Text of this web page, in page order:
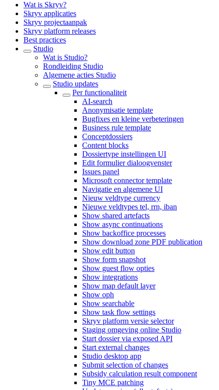
Wat is Skryv?
Skryv applicaties
Skryv projectaanpak
Skryv platform releases
Best practices
Studio
Wat is Studio?
Rondleiding Studio
Algemene acties Studio
Studio updates
Per functionaliteit
AI-search
Anonymisatie template
Bugfixes en kleine verbeteringen
Business rule template
Conceptdossiers
Content blocks
Dossiertype instellingen UI
Edit formulier dialoogvenster
Issues panel
Microsoft connector template
Navigatie en algemene UI
Nieuw veldtype currency
Nieuwe veldtypes tel, rrn, iban
Show shared artefacts
Show async continuations
Show backoffice processes
Show download zone PDF publication
Show edit button
Show form snapshot
Show guest flow opties
Show integrations
Show map default layer
Show oph
Show searchable
Show task flow settings
Skryv platform versie selector
Staging omgeving online Studio
Start dossier via exposed API
Start external changes
Studio desktop app
Submit selection of changes
Subsidy calculation result component
Tiny MCE patching